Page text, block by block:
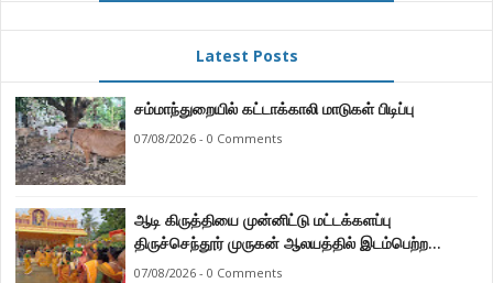
Latest Posts
சம்மாந்துறையில் கட்டாக்காலி மாடுகள் பிடிப்பு
07/08/2026 - 0 Comments
ஆடி கிருத்தியை முன்னிட்டு மட்டக்களப்பு
திருச்செந்தூர் முருகன் ஆலயத்தில் இடம்பெற்ற
பால்குட பவனி 1008 சங்கா ஆபிஷேக நிகழ்வு.
07/08/2026 - 0 Comments